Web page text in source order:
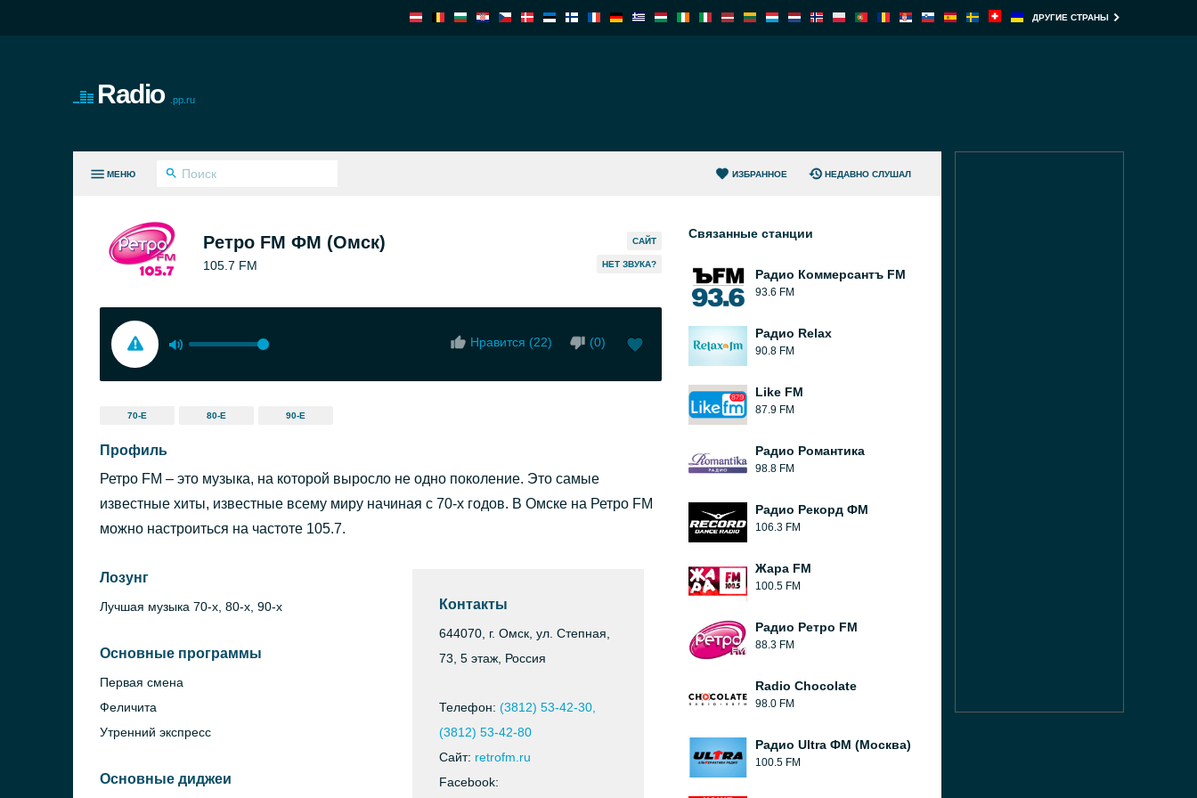
ДРУГИЕ СТРАНЫ
Radio .pp.ru
МЕНЮ ИЗБРАННОЕ НЕДАВНО СЛУШАЛ
Ретро FM ФМ (Омск)
105.7 FM
САЙТ
HЕТ ЗВУКА?
Нравится (22) (0)
70-Е 80-Е 90-Е
Профиль
Ретро FM – это музыка, на которой выросло не одно поколение. Это самые
известные хиты, известные всему миру начиная с 70-х годов. В Омске на Ретро FM
можно настроиться на частоте 105.7.
Лозунг
Лучшая музыка 70-х, 80-х, 90-х
Основные программы
Первая смена
Феличита
Утренний экспресс
Основные диджеи
Контакты
644070, г. Омск, ул. Степная,
73, 5 этаж, Россия
Телефон: (3812) 53-42-30,
(3812) 53-42-80
Сайт: retrofm.ru
Facebook:
Связанные станции
Радио Коммерсантъ FM
93.6 FM
Радио Relax
90.8 FM
Like FM
87.9 FM
Радио Романтика
98.8 FM
Радио Рекорд ФМ
106.3 FM
Жара FM
100.5 FM
Радио Ретро FM
88.3 FM
Radio Chocolate
98.0 FM
Радио Ultra ФМ (Москва)
100.5 FM